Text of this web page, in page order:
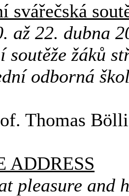
svářečská
až 22. dubna
soutěže žáků
odborná
Thomas
ADDRESS
pleasure and